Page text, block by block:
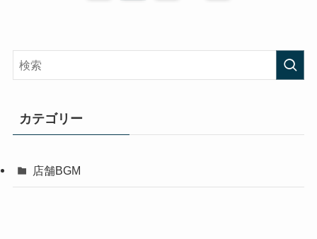
カテゴリー
店舗BGM